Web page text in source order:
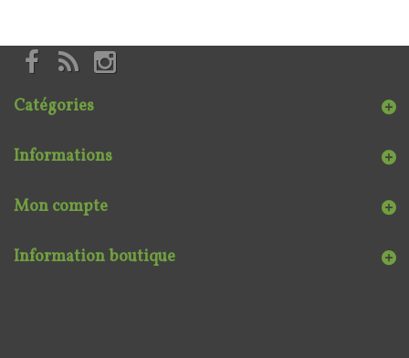
Catégories
Informations
Mon compte
Information boutique